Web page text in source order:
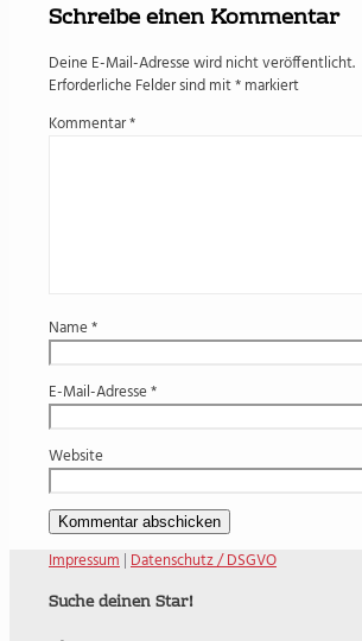
Schreibe einen Kommentar
Deine E-Mail-Adresse wird nicht veröffentlicht.
Erforderliche Felder sind mit*markiert
Kommentar*
Name*
E-Mail-Adresse*
Website
Impressum|Datenschutz / DSGVO
Suche deinen Star!